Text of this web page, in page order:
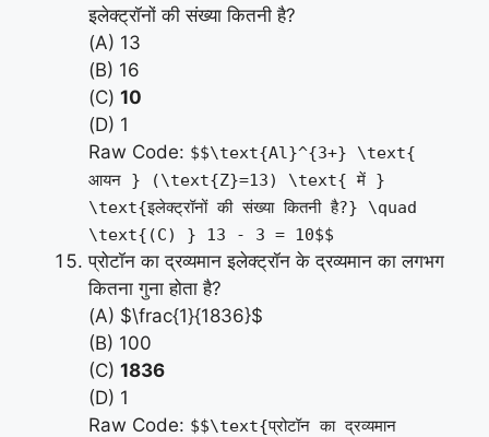
इलेक्ट्रॉनों की संख्या कितनी है?
(A) 13
(B) 16
(C) 10
(D) 1
Raw Code: $$\text{Al}^{3+} \text{
आयन } (\text{Z}=13) \text{ में }
\text{इलेक्ट्रॉनों की संख्या कितनी है?} \quad
\text{(C) } 13 - 3 = 10$$
प्रोटॉन का द्रव्यमान इलेक्ट्रॉन के द्रव्यमान का लगभग
कितना गुना होता है?
(A) $\frac{1}{1836}$
(B) 100
(C) 1836
(D) 1
Raw Code: $$\text{प्रोटॉन का द्रव्यमान